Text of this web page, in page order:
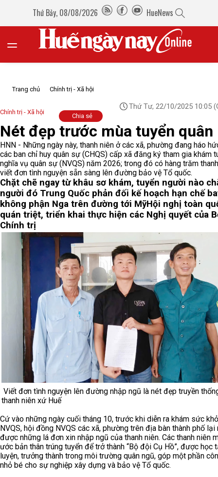
Thứ Bảy, 08/08/2026 HueNews
Trang chủ Chính trị - Xã hội
Chính trị - Xã hội
Thứ Tư, 22/10/2025 10:05
Chia sẻ
Nét đẹp trước mùa tuyển quân
HNN - Những ngày này, thanh niên ở các xã, phường đang háo
các ban chỉ huy quân sự (CHQS) cấp xã đăng ký tham gia khám
nghĩa vụ quân sự (NVQS) năm 2026; trong đó có hàng trăm
viết đơn tình nguyện sẵn sàng lên đường bảo vệ Tổ quốc.
Chặt chẽ ngay từ khâu sơ khám, tuyển người nào
người đó Trung Quốc phản đối kế hoạch hạn chế
không phận Nga trên đường tới MỹHội nghị toàn
quán triệt, triển khai thực hiện các Nghị quyết của
Chính trị
Viết đơn tình nguyện lên đường nhập ngũ là nét đẹp truyền
thanh niên xứ Huế
Cứ vào những ngày cuối tháng 10, trước khi diễn ra khám sức
NVQS, hội đồng NVQS các xã, phường trên địa bàn thành phố lại
được những lá đơn xin nhập ngũ của thanh niên. Các thanh niên
ước bản thân trúng tuyển để trở thành “Bộ đội Cụ Hồ”, được học
luyện, trưởng thành trong môi trường quân ngũ, góp một phần
nhỏ bé cho sự nghiệp xây dựng và bảo vệ Tổ quốc.